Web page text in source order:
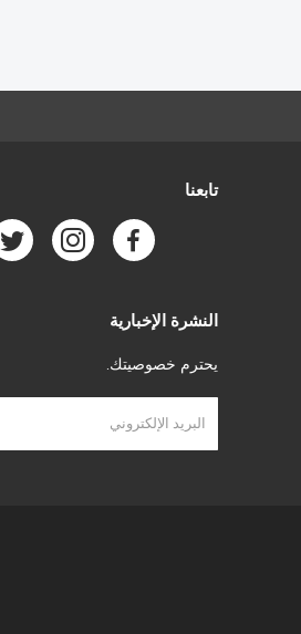
تابعنا
النشرة الإخبارية
يحترم خصوصيتك.